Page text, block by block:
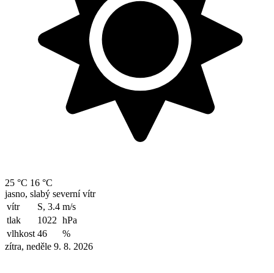
25 °C 16 °C
jasno, slabý severní vítr
vítr
S, 3.4 m/s
tlak
1022 hPa
vlhkost 46
%
zítra, neděle 9. 8. 2026